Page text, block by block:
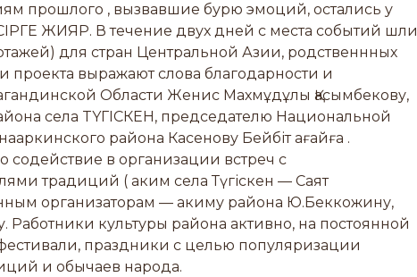
прошлого , вызвавшие бурю эмоций, остались у
ЖИЯР. В течение двух дней с места событий шли
для стран Центральной Азии, родственнных
проекта выражают слова благодарности и
Области Женис Махмұдұлы Қасымбекову,
села TYГІСКЕН, председателю Национальной
района Касенову Бейбіт ағайға .
содействие в организации встреч с
традиций ( аким села Түгіскен — Саят
организаторам — акиму района Ю.Беккожину,
Работники культуры района активно, на постоянной
праздники с целью популяризации
и обычаев народа.